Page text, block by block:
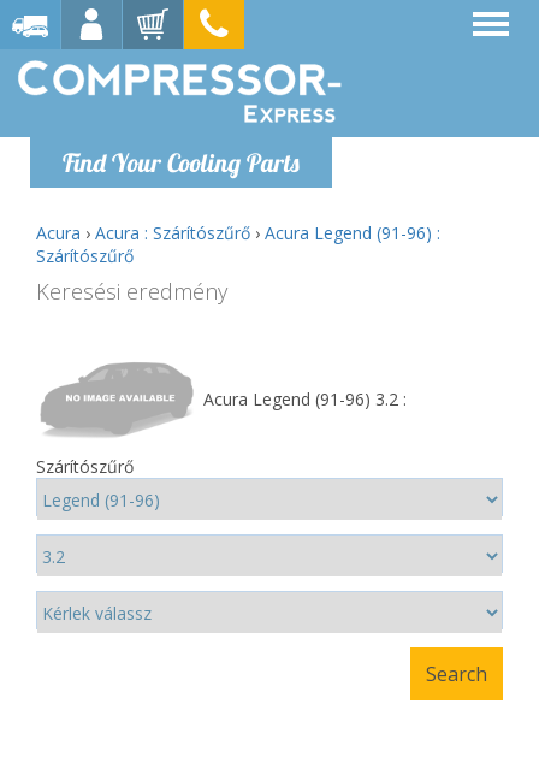
Find Your Cooling Parts
Acura › Acura : Szárítószűrő › Acura Legend (91-96) :
Szárítószűrő
Keresési eredmény
Acura Legend (91-96) 3.2 :
Szárítószűrő